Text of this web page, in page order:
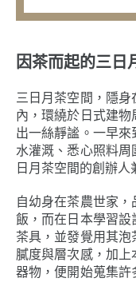
因茶而起的三日
三日月茶空間，隱
內，環繞於日式建
出一絲靜謐。一早
水灌溉、悉心照料周
日月茶空間的創辦
自幼身在茶農世家
飯，而在日本學習設
茶具，並發覺用其泡
膩度與層次感，加
器物，便開始蒐集許